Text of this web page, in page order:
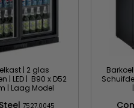
| 2 glas
| LED | B90 x D52
| Laag Model
7527.0045